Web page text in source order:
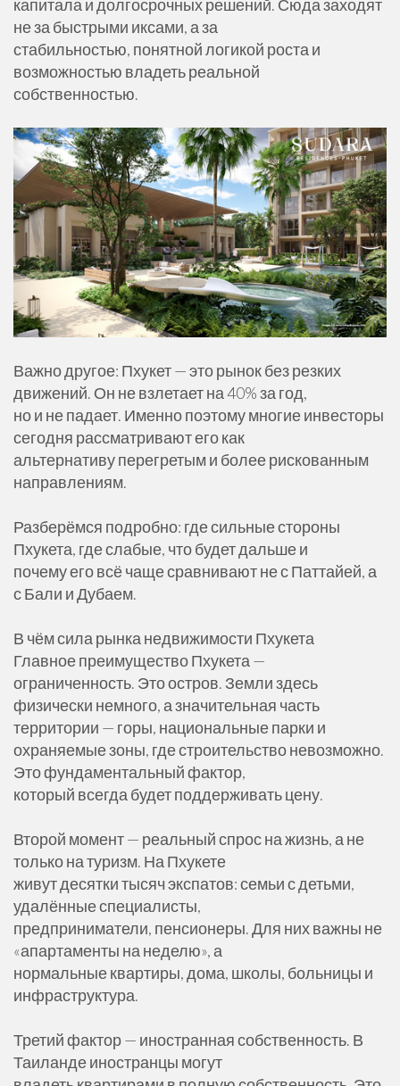
капитала и долгосрочных решений. Сюда заходят
не за быстрыми иксами, а за
стабильностью, понятной логикой роста и
возможностью владеть реальной
собственностью.
Важно другое: Пхукет — это рынок без резких
движений. Он не взлетает на 40% за год,
но и не падает. Именно поэтому многие инвесторы
сегодня рассматривают его как
альтернативу перегретым и более рискованным
направлениям.
Разберёмся подробно: где сильные стороны
Пхукета, где слабые, что будет дальше и
почему его всё чаще сравнивают не с Паттайей, а
с Бали и Дубаем.
В чём сила рынка недвижимости Пхукета
Главное преимущество Пхукета —
ограниченность. Это остров. Земли здесь
физически немного, а значительная часть
территории — горы, национальные парки и
охраняемые зоны, где строительство невозможно.
Это фундаментальный фактор,
который всегда будет поддерживать цену.
Второй момент — реальный спрос на жизнь, а не
только на туризм. На Пхукете
живут десятки тысяч экспатов: семьи с детьми,
удалённые специалисты,
предприниматели, пенсионеры. Для них важны не
«апартаменты на неделю», а
нормальные квартиры, дома, школы, больницы и
инфраструктура.
Третий фактор — иностранная собственность. В
Таиланде иностранцы могут